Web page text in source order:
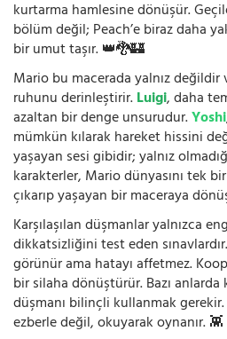
kurtarma hamlesine dönüşür.
bölüm değil; Peach’e biraz daha
bir umut taşır. 👑🐉🏰
Mario bu macerada yalnız
ruhunu derinleştirir.Luigi, daha
azaltan bir denge unsurudur.Yoshi
mümkün kılarak hareket hissini
yaşayan sesi gibidir; yalnız
karakterler, Mario dünyasını tek
çıkarıp yaşayan bir maceraya
Karşılaşılan düşmanlar yalnızca
dikkatsizliğini test eden
görünür ama hatayı affetmez.
bir silaha dönüştürür. Bazı anlarda
düşmanı bilinçli kullanmak
ezberle değil, okuyarak oynanır. 👾